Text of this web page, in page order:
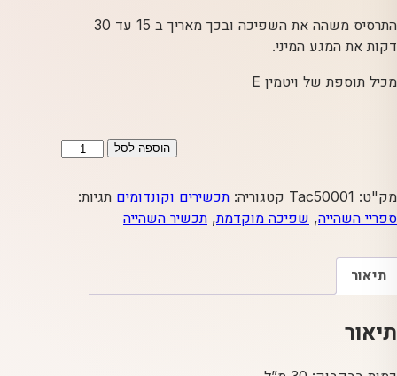
התרסיס משהה את השפיכה ובכך מאריך ב 15 עד 30
דקות את המגע המיני.
מכיל תוספת של ויטמין E
כמות
ספרי
הוספה לסל
מק"ט: Tac50001 קטגוריה: תכשירים וקונדומים תגיות:
ספריי השהייה, שפיכה מוקדמת, תכשיר השהייה
תיאור
תיאור